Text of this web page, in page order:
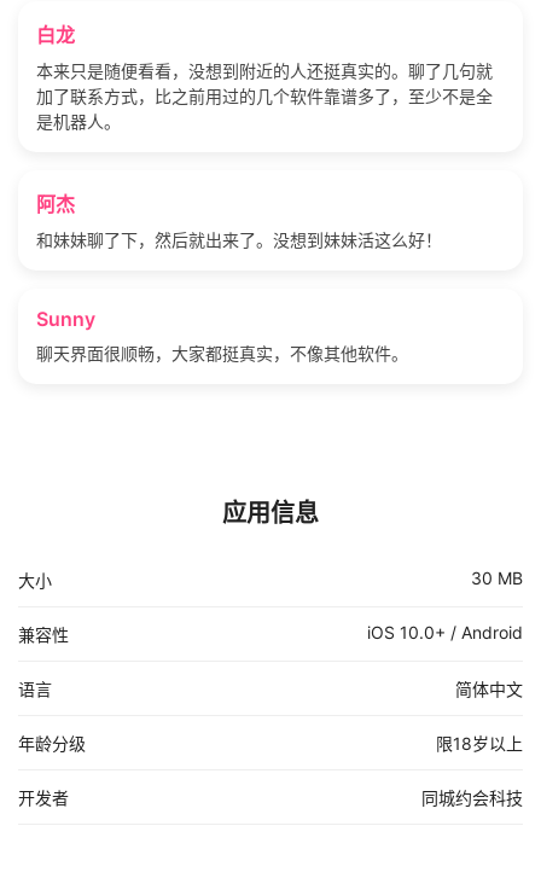
白龙
本来只是随便看看，没想到附近的人还挺真实的。聊了几句就
加了联系方式，比之前用过的几个软件靠谱多了，至少不是全
是机器人。
阿杰
和妹妹聊了下，然后就出来了。没想到妹妹活这么好！
Sunny
聊天界面很顺畅，大家都挺真实，不像其他软件。
应用信息
大小 30 MB
兼容性 iOS 10.0+ / Android
语言 简体中文
年龄分级 限18岁以上
开发者 同城约会科技